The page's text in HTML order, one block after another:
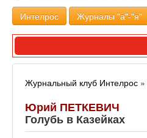
Интелрос Журналы "а"-"я"
Журнальный клуб Интелрос »
Юрий ПЕТКЕВИЧ
Голубь в Казейках